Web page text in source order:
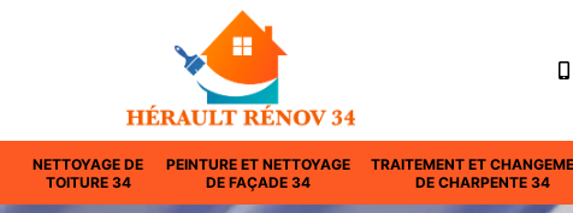
NETTOYAGE DE
TOITURE 34
PEINTURE ET NETTOYAGE
DE FAÇADE 34
TRAITEMENT ET
DE CHARPENTE 34